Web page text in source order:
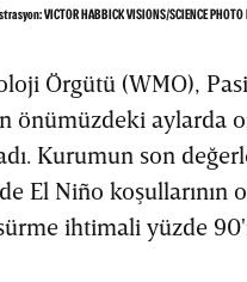
VICTOR HABBICK VISIONS/SCIENCE
Örgütü (WMO),
önümüzdeki aylarda
Kurumun son
El Niño koşullarının
ihtimali yüzde